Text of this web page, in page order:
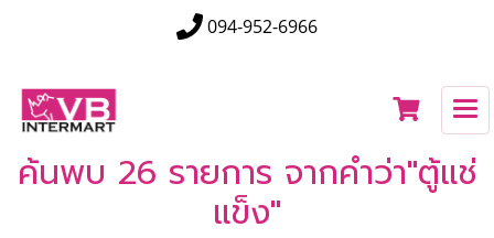
094-952-6966
ค้นพบ 26 รายการ จากคำว่า"ตู้แช่
แข็ง"